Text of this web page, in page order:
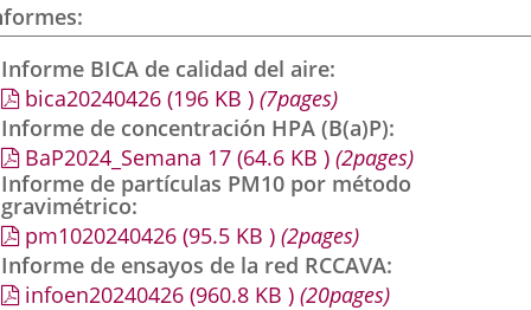
externa.externa.
Informe BICA de calidad del aire
bica20240426 (196 KB ) (7pages)
Informe de concentración HPA (B(a)P)
BaP2024_Semana 17 (64.6 KB ) (2pages)
Informe de partículas PM10 por método
gravimétrico
pm1020240426 (95.5 KB ) (2pages)
Informe de ensayos de la red RCCAVA
infoen20240426 (960.8 KB ) (20pages)